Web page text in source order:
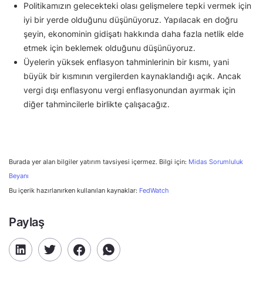
Politikamızın gelecekteki olası gelişmelere tepki vermek için
iyi bir yerde olduğunu düşünüyoruz. Yapılacak en doğru
şeyin, ekonominin gidişatı hakkında daha fazla netlik elde
etmek için beklemek olduğunu düşünüyoruz.
Üyelerin yüksek enflasyon tahminlerinin bir kısmı, yani
büyük bir kısmının vergilerden kaynaklandığı açık. Ancak
vergi dışı enflasyonu vergi enflasyonundan ayırmak için
diğer tahmincilerle birlikte çalışacağız.
Burada yer alan bilgiler yatırım tavsiyesi içermez. Bilgi için: Midas Sorumluluk
Beyanı
Bu içerik hazırlanırken kullanılan kaynaklar: FedWatch
Paylaş